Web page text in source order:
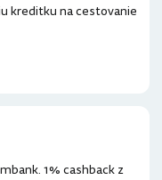
kreditku na cestovanie
1% cashback z